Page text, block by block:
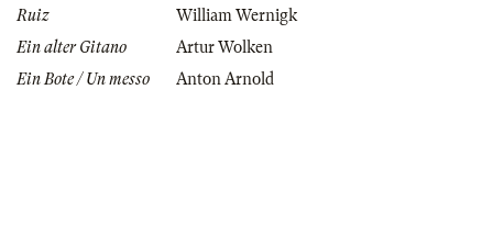
Ruiz
William Wernigk
Ein alter Gitano
Artur Wolken
Ein Bote / Un messo
Anton Arnold